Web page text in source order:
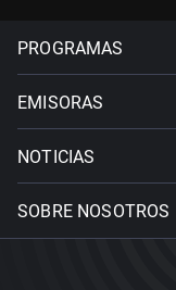
PROGRAMAS
EMISORAS
NOTICIAS
SOBRE NOSOTROS